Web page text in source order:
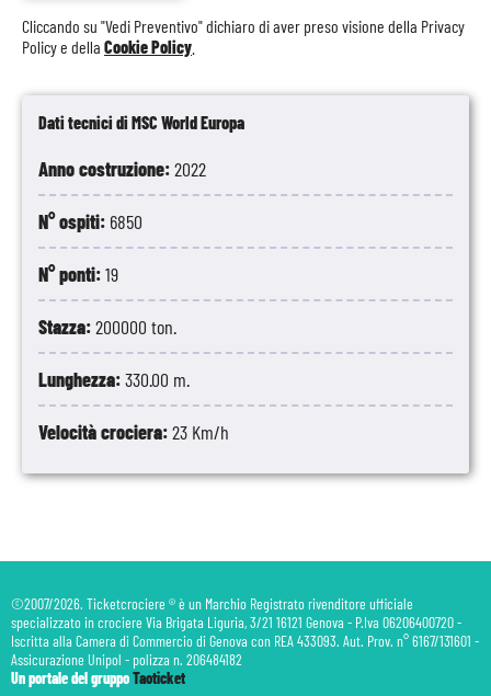
Dati tecnici di MSC World Europa
Anno costruzione:2022
N° ospiti: 6850
N° ponti:19
Stazza:200000 ton.
Lunghezza:330.00 m.
Velocità crociera:23 Km/h
Cliccando su "Vedi Preventivo" dichiaro di aver preso visione della Privacy
Policye della Cookie Policy
©2007/2026. Ticketcrociere ® è un Marchio Registrato rivenditore ufficiale
specializzato in crociere Via Brigata Liguria, 3/21 16121 Genova - P.Iva 06206400720 -
Iscritta alla Camera di Commercio di Genova con REA 433093. Aut. Prov. n° 6167/131601 -
Assicurazione Unipol - polizza n. 206484182
Un portale del gruppoTaoticket